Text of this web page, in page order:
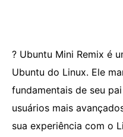
? Ubuntu Mini Remix é
Ubuntu do Linux. Ele
fundamentais de seu
usuários mais
sua experiência com o